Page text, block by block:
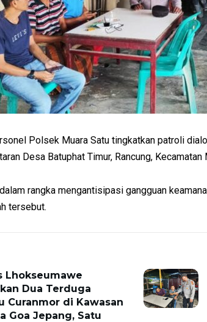
Polsek Muara Satu tingkatkan patroli
Desa Batuphat Timur, Rancung,
rangka mengantisipasi gangguan
tersebut.
Lhokseumawe
Dua Terduga
Curanmor di Kawasan
Goa Jepang, Satu